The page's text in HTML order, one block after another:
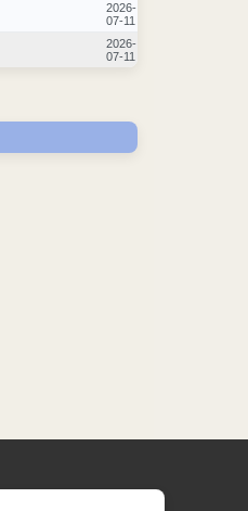
2026-
07-11
2026-
07-11